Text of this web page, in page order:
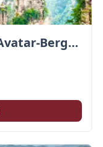
Zhangjiajie entdecken: Avatar-Berge & Altstadt von Fenghuang